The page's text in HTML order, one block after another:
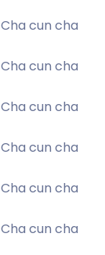
Cha cun cha
Cha cun cha
Cha cun cha
Cha cun cha
Cha cun cha
Cha cun cha